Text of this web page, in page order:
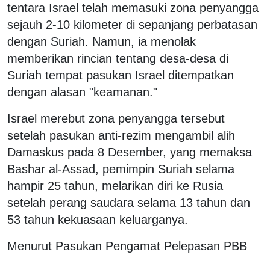
tentara Israel telah memasuki zona penyangga
sejauh 2-10 kilometer di sepanjang perbatasan
dengan Suriah. Namun, ia menolak
memberikan rincian tentang desa-desa di
Suriah tempat pasukan Israel ditempatkan
dengan alasan "keamanan."
Israel merebut zona penyangga tersebut
setelah pasukan anti-rezim mengambil alih
Damaskus pada 8 Desember, yang memaksa
Bashar al-Assad, pemimpin Suriah selama
hampir 25 tahun, melarikan diri ke Rusia
setelah perang saudara selama 13 tahun dan
53 tahun kekuasaan keluarganya.
Menurut Pasukan Pengamat Pelepasan PBB